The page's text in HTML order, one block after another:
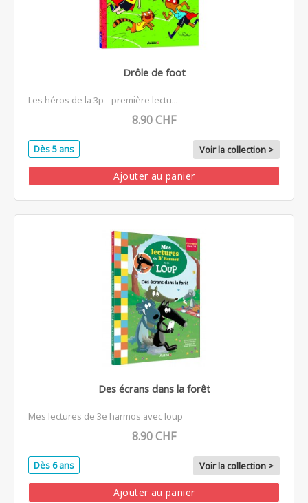
Drôle de foot
Les héros de la 3p - première lectu...
8.90 CHF
Dès 5 ans Voir la collection >
Ajouter au panier
Des écrans dans la forêt
Mes lectures de 3e harmos avec loup
8.90 CHF
Dès 6 ans Voir la collection >
Ajouter au panier